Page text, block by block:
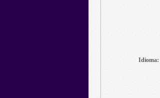
Idioma: